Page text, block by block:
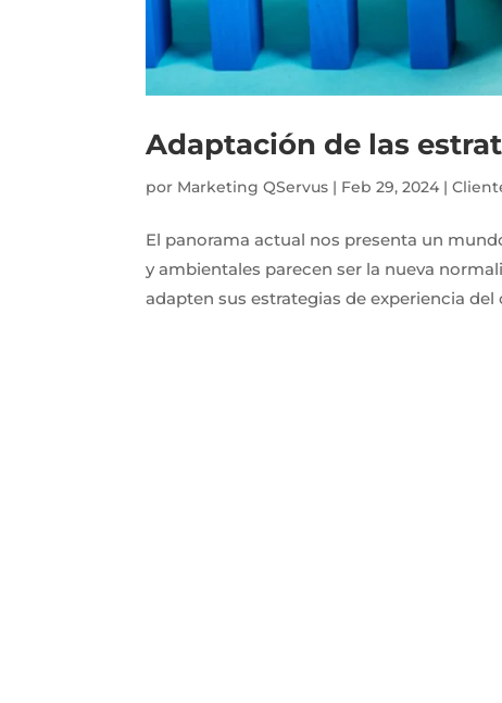
Adaptación de las
por Marketing QServus | Feb 29, 2024 |
El panorama actual nos presenta un
y ambientales parecen ser la nueva
adapten sus estrategias de experiencia del